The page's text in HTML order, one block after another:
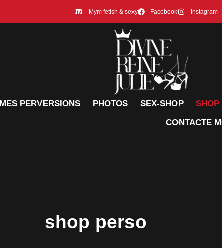
Mym fetish & sexy Facebook Instagram
MES PERVERSIONS PHOTOS SEX-SHOP SHOP
CONTACTE
shop perso